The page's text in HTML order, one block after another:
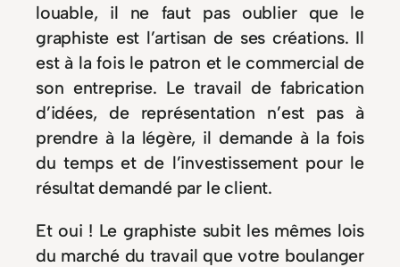
louable, il ne faut pas oublier que le
graphiste est l’artisan de ses créations. Il
est à la fois le patron et le commercial de
son entreprise. Le travail de fabrication
d’idées, de représentation n’est pas à
prendre à la légère, il demande à la fois
du temps et de l’investissement pour le
résultat demandé par le client.
Et oui ! Le graphiste subit les mêmes lois
du marché du travail que votre boulanger